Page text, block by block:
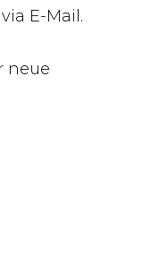
E-Mail.
neue